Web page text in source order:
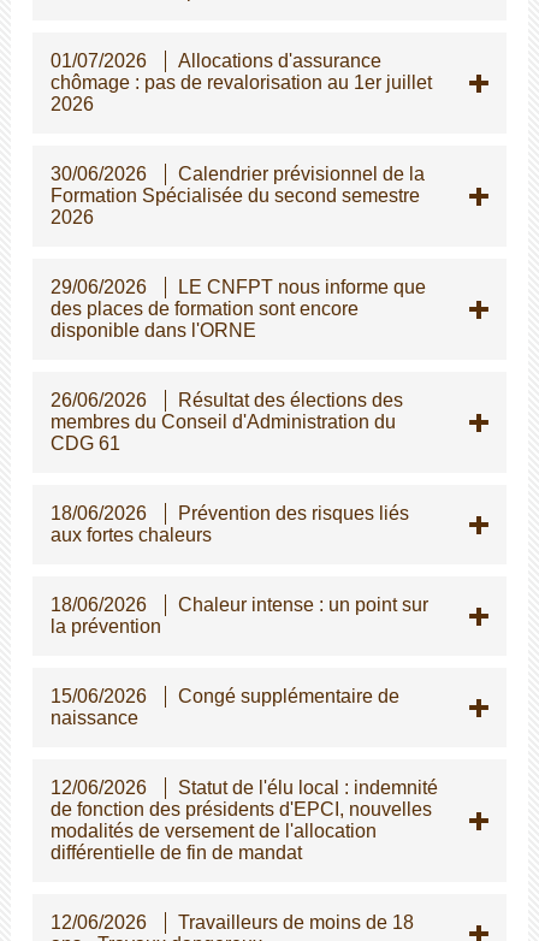
01/07/2026
Allocations d'assurance
chômage : pas de revalorisation au 1er juillet
2026
30/06/2026
Calendrier prévisionnel de la
Formation Spécialisée du second semestre
2026
29/06/2026
LE CNFPT nous informe que
des places de formation sont encore
disponible dans l'ORNE
26/06/2026
Résultat des élections des
membres du Conseil d'Administration du
CDG 61
18/06/2026
Prévention des risques liés
aux fortes chaleurs
18/06/2026
Chaleur intense : un point sur
la prévention
15/06/2026
Congé supplémentaire de
naissance
12/06/2026
Statut de l'élu local : indemnité
de fonction des présidents d'EPCI, nouvelles
modalités de versement de l'allocation
différentielle de fin de mandat
12/06/2026
Travailleurs de moins de 18